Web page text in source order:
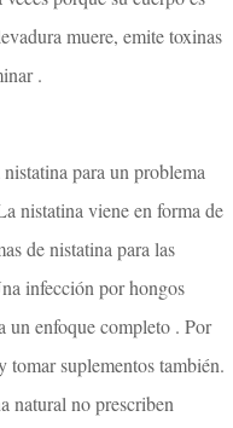
muere, emite toxinas
.
para un problema
nistatina viene en forma de
de nistatina para las
infección por hongos
un enfoque completo . Por
tomar suplementos también.
natural no prescriben